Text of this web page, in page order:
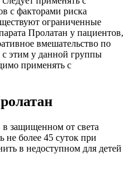
с факторами риска
ограниченные
Пролатан у пациентов,
вмешательство по
с этим у данной группы
применять с
защищенном от света
не более 45 суток при
в недоступном для детей